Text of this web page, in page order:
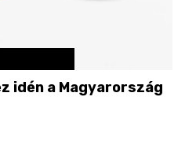
idén a Magyarország